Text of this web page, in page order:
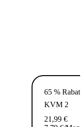
65 % Rabatt
KVM 2
21,99 €